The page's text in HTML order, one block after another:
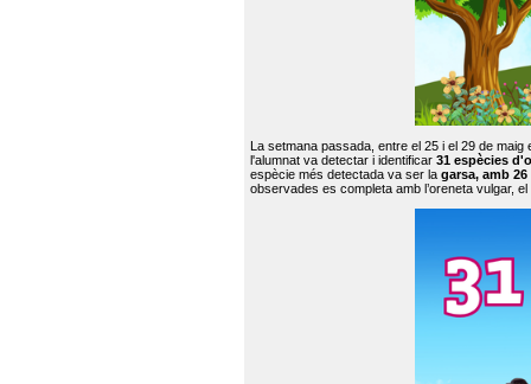
La setmana passada, entre el 25 i el 29 de
l'alumnat va detectar i identificar 31 espècies
espècie més detectada va ser la garsa, amb
observades es completa amb l’oreneta vulgar,